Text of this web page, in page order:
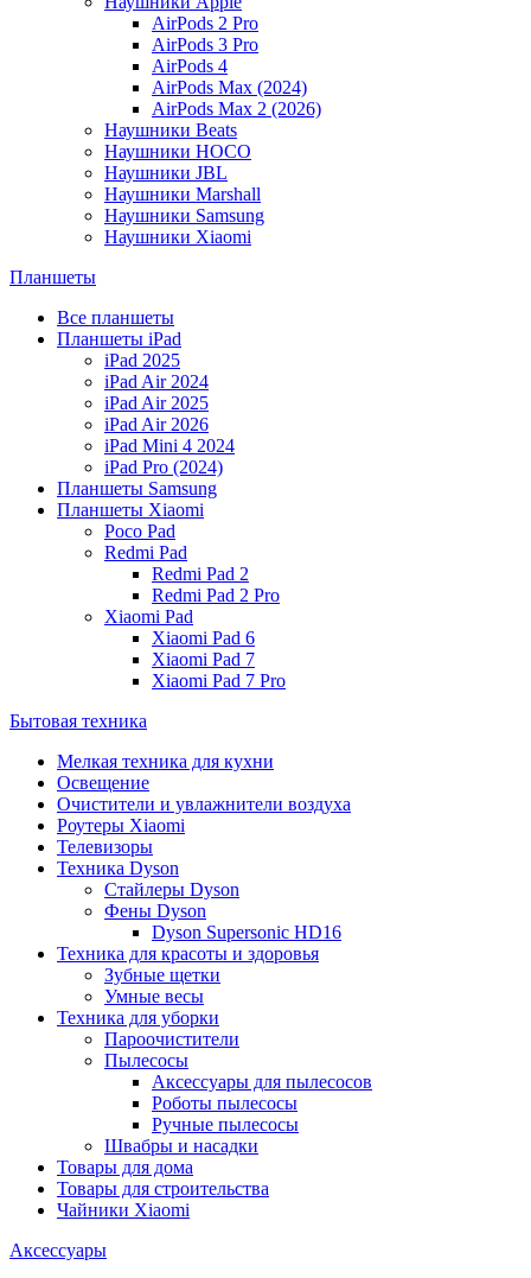
AirPods 2 Pro
AirPods 3 Pro
AirPods 4
AirPods Max (2024)
AirPods Max 2 (2026)
Наушники Beats
Наушники HOCO
Наушники JBL
Наушники Marshall
Наушники Samsung
Наушники Xiaomi
Планшеты
Все планшеты
Планшеты iPad
iPad 2025
iPad Air 2024
iPad Air 2025
iPad Air 2026
iPad Mini 4 2024
iPad Pro (2024)
Планшеты Samsung
Планшеты Xiaomi
Poco Pad
Redmi Pad
Redmi Pad 2
Redmi Pad 2 Pro
Xiaomi Pad
Xiaomi Pad 6
Xiaomi Pad 7
Xiaomi Pad 7 Pro
Бытовая техника
Мелкая техника для кухни
Освещение
Очистители и увлажнители воздуха
Роутеры Xiaomi
Телевизоры
Техника Dyson
Стайлеры Dyson
Фены Dyson
Dyson Supersonic HD16
Техника для красоты и здоровья
Зубные щетки
Умные весы
Техника для уборки
Пароочистители
Пылесосы
Аксессуары для пылесосов
Роботы пылесосы
Ручные пылесосы
Швабры и насадки
Товары для дома
Товары для строительства
Чайники Xiaomi
Аксессуары